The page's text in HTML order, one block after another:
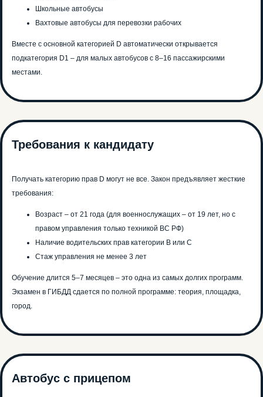
Школьные автобусы
Вахтовые автобусы для перевозки рабочих
Вместе с основной категорией D автоматически открывается
подкатегория D1 – для малых автобусов с 8–16 пассажирскими
местами.
Требования к кандидату
Получать категорию прав D могут не все. Закон предъявляет жесткие
требования:
Возраст – от 21 года (для военнослужащих – от 19 лет, но с
правом управления только техникой ВС РФ)
Наличие водительских прав категории B или C
Стаж управления не менее 3 лет
Обучение длится 5–7 месяцев – это одна из самых долгих программ.
Экзамен в ГИБДД сдается по полной программе: теория, площадка,
город.
Автобус с прицепом
Записаться
Учи ПДД быстрее, в любое время и
сдай на права с первого раза!
Единственная
автошкола в РФ с ИИ-
инструктором!